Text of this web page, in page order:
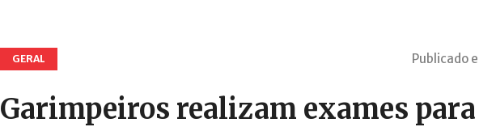
GERAL Publicado
Garimpeiros realizam exames para